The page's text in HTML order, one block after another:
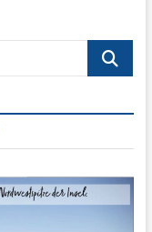
Suche